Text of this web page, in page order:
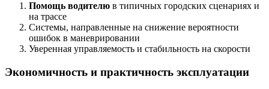
Помощь водителю в типичных городских сценариях и
на трассе
Системы, направленные на снижение вероятности
ошибок в маневрировании
Уверенная управляемость и стабильность на скорости
Экономичность и практичность эксплуатации